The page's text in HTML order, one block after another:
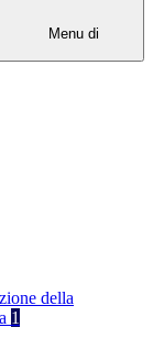
Menu di
della
1